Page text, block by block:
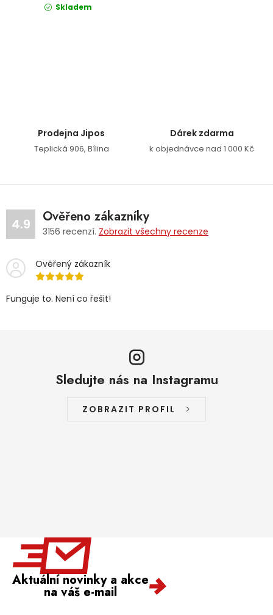
Skladem
Prodejna Jipos
Teplická 906, Bílina
Dárek zdarma
k objednávce nad 1 000 Kč
4.9 Ověřeno zákazníky
3156 recenzí. Zobrazit všechny recenze
Ověřený zákazník
Funguje to. Není co řešit!
Sledujte nás na Instagramu
ZOBRAZIT PROFIL
Aktuální novinky a akce
na váš e-mail